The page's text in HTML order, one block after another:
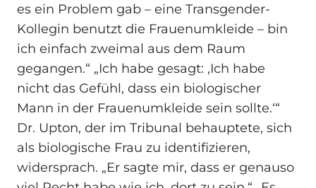
es ein Problem gab – eine Transgender-
Kollegin benutzt die Frauenumkleide – bin
ich einfach zweimal aus dem Raum
gegangen.“ „Ich habe gesagt: ­‚Ich habe
nicht das Gefühl, dass ein biologischer
Mann in der Frauenumkleide sein sollte.‘“
Dr. Upton, der im Tribunal behauptete, sich
als biologische Frau zu identifizieren,
widersprach. „Er sagte mir, dass er genauso